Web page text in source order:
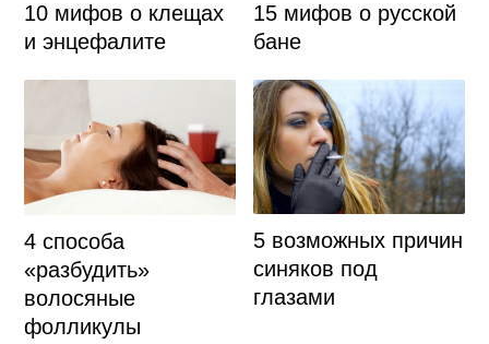
10 мифов о клещах
и энцефалите
15 мифов о русской
бане
4 способа
«разбудить»
волосяные
фолликулы
5 возможных причин
синяков под
глазами